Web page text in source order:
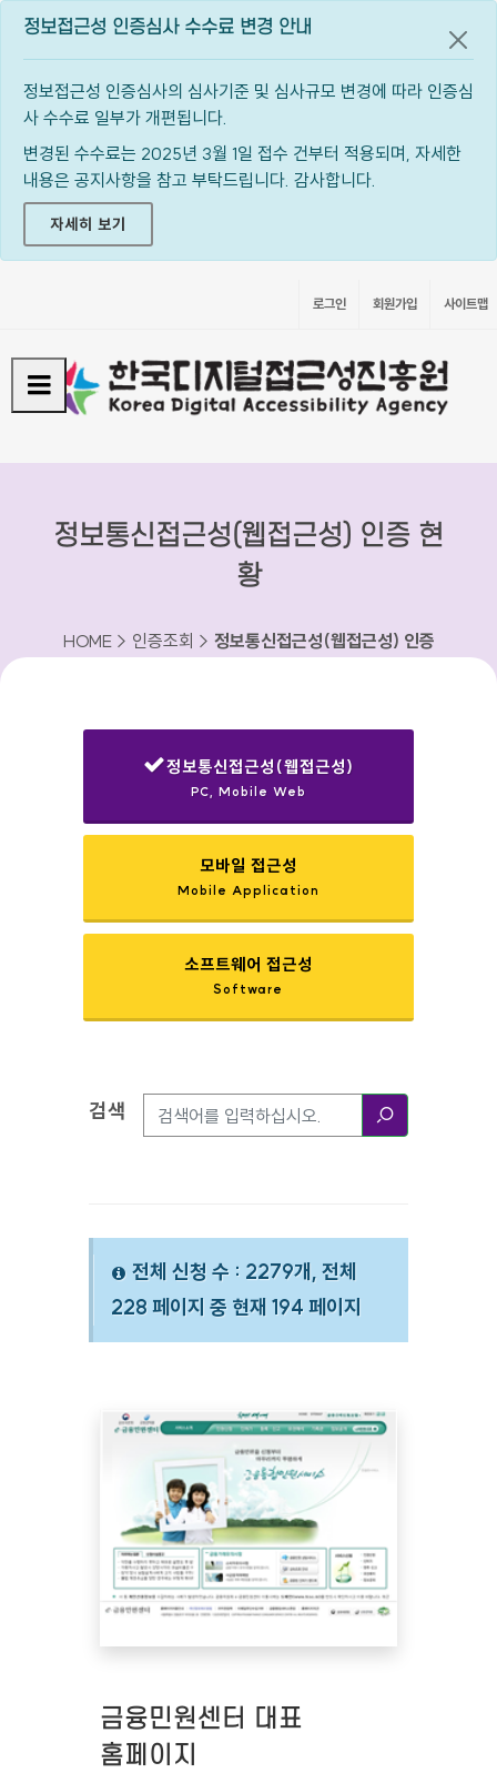
정보접근성 인증심사 수수료 변경 안내
정보접근성 인증심사의 심사기준 및 심사규모 변경에 따라 인증심
사 수수료 일부가 개편됩니다.
변경된 수수료는 2025년 3월 1일 접수 건부터 적용되며, 자세한
내용은 공지사항을 참고 부탁드립니다. 감사합니다.
자세히 보기
공지
로그인 회원가입 사이트맵
정보통신접근성(웹접근성) 인증 현
황
HOME > 인증조회 > 정보통신접근성(웹접근성) 인증
정보통신접근성(웹접근성)
PC, Mobile Web
모바일 접근성
Mobile Application
소프트웨어 접근성
Software
검색옵션
검색
전체 신청 수 : 2279개, 전체
228 페이지 중 현재 194 페이지
금융민원센터 대표
홈페이지